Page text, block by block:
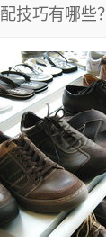
技巧有哪些？